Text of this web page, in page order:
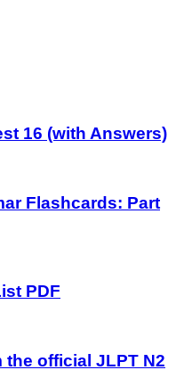
16 (with Answers)
Flashcards: Part
PDF
the official JLPT N2